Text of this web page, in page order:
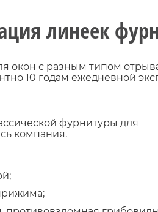
линеек
окон с разным типом
10 годам ежедневной
фурнитуры для
компания.